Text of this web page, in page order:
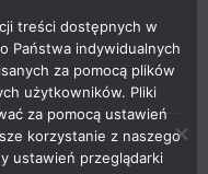
treści dostępnych w
Państwa indywidualnych
za pomocą plików
użytkowników. Pliki
za pomocą ustawień
korzystanie z naszego
ustawień przeglądarki